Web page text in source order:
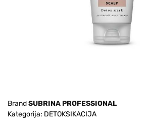
BrandSUBRINA PROFESSIONAL
Kategorija: DETOKSIKACIJA